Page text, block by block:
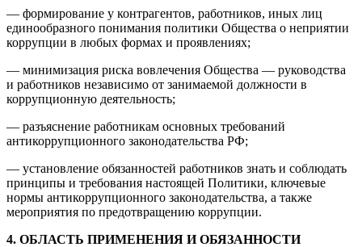
— формирование у контрагентов, работников, иных лиц
единообразного понимания политики Общества о неприятии
коррупции в любых формах и проявлениях;
— минимизация риска вовлечения Общества — руководства
и работников независимо от занимаемой должности в
коррупционную деятельность;
— разъяснение работникам основных требований
антикоррупционного законодательства РФ;
— установление обязанностей работников знать и соблюдать
принципы и требования настоящей Политики, ключевые
нормы антикоррупционного законодательства, а также
мероприятия по предотвращению коррупции.
4. ОБЛАСТЬ ПРИМЕНЕНИЯ И ОБЯЗАННОСТИ